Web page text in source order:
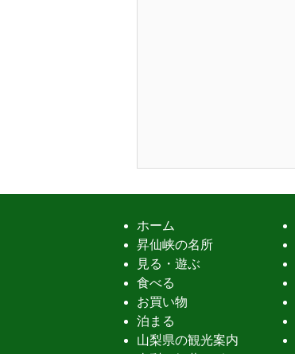
ホーム
昇仙峡の名所
見る・遊ぶ
食べる
お買い物
泊まる
山梨県の観光案内